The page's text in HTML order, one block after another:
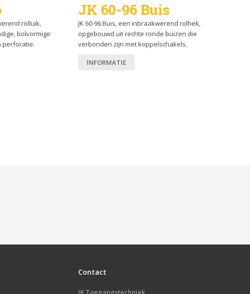
rolluik,
bolvormige
perforatie.
JK 60-96 Buis
JK 60-96 Buis, een inbraakwerend rolhek,
opgebouwd uit rechte ronde buizen die
verbonden zijn met koppelschakels.
INFORMATIE
Contact
JK Toegangstechniek